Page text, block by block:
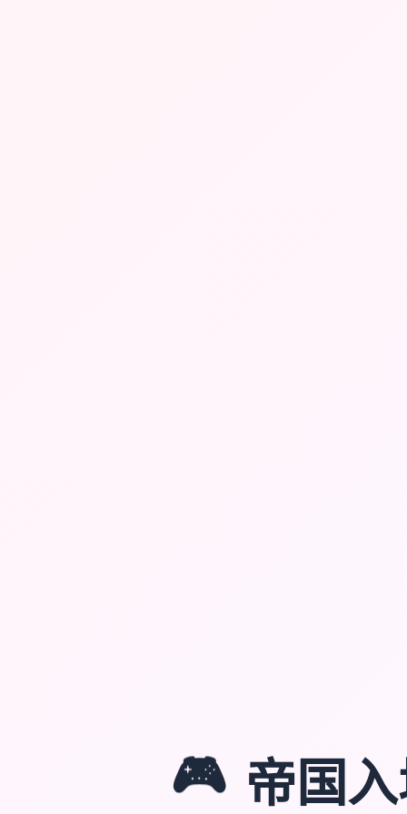
🎮 帝国